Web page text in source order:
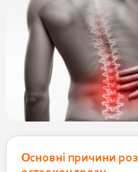
Основні причини